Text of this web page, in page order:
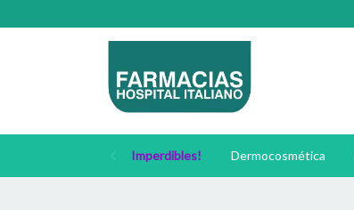
Imperdibles! Dermocosmética